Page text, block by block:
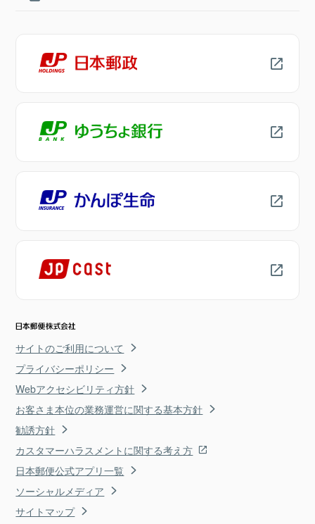
サイトのご利用について
プライバシーポリシー
Webアクセシビリティ方針
お客さま本位の業務運営に関する基本方針
勧誘方針
カスタマーハラスメントに関する考え方
日本郵便公式アプリ一覧
ソーシャルメディア
サイトマップ